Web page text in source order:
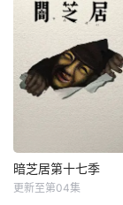
暗芝居第十七季
更新至第04集